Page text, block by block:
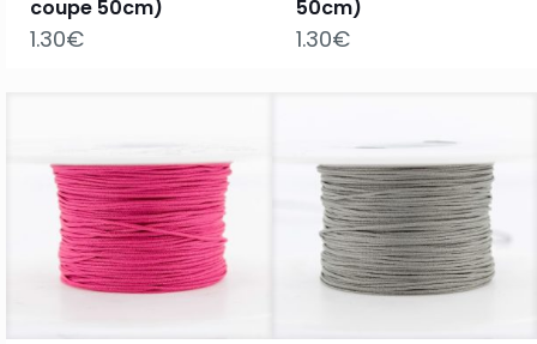
coupe 50cm)
1.30€
50cm)
1.30€